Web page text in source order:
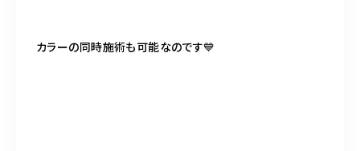
カラーの同時施術も可能なのです💙